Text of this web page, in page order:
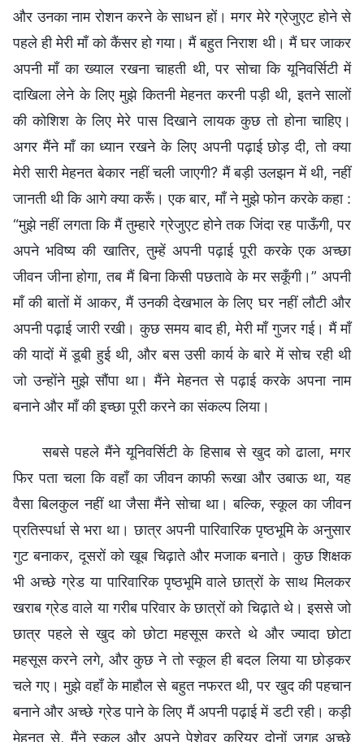
और उनका नाम रोशन करने के साधन हों। मगर मेरे ग्रेजुएट होने से
पहले ही मेरी माँ को कैंसर हो गया। मैं बहुत निराश थी। मैं घर जाकर
अपनी माँ का ख्याल रखना चाहती थी, पर सोचा कि यूनिवर्सिटी में
दाखिला लेने के लिए मुझे कितनी मेहनत करनी पड़ी थी, इतने सालों
की कोशिश के लिए मेरे पास दिखाने लायक कुछ तो होना चाहिए।
अगर मैंने माँ का ध्यान रखने के लिए अपनी पढ़ाई छोड़ दी, तो क्या
मेरी सारी मेहनत बेकार नहीं चली जाएगी? मैं बड़ी उलझन में थी, नहीं
जानती थी कि आगे क्या करूँ। एक बार, माँ ने मुझे फोन करके कहा :
“मुझे नहीं लगता कि मैं तुम्हारे ग्रेजुएट होने तक जिंदा रह पाऊँगी, पर
अपने भविष्य की खातिर, तुम्हें अपनी पढ़ाई पूरी करके एक अच्छा
जीवन जीना होगा, तब मैं बिना किसी पछतावे के मर सकूँगी।” अपनी
माँ की बातों में आकर, मैं उनकी देखभाल के लिए घर नहीं लौटी और
अपनी पढ़ाई जारी रखी। कुछ समय बाद ही, मेरी माँ गुजर गई। मैं माँ
की यादों में डूबी हुई थी, और बस उसी कार्य के बारे में सोच रही थी
जो उन्होंने मुझे सौंपा था। मैंने मेहनत से पढ़ाई करके अपना नाम
बनाने और माँ की इच्छा पूरी करने का संकल्प लिया।
सबसे पहले मैंने यूनिवर्सिटी के हिसाब से खुद को ढाला, मगर
फिर पता चला कि वहाँ का जीवन काफी रूखा और उबाऊ था, यह
वैसा बिलकुल नहीं था जैसा मैंने सोचा था। बल्कि, स्कूल का जीवन
प्रतिस्पर्धा से भरा था। छात्र अपनी पारिवारिक पृष्ठभूमि के अनुसार
गुट बनाकर, दूसरों को खूब चिढ़ाते और मजाक बनाते। कुछ शिक्षक
भी अच्छे ग्रेड या पारिवारिक पृष्ठभूमि वाले छात्रों के साथ मिलकर
खराब ग्रेड वाले या गरीब परिवार के छात्रों को चिढ़ाते थे। इससे जो
छात्र पहले से खुद को छोटा महसूस करते थे और ज्यादा छोटा
महसूस करने लगे, और कुछ ने तो स्कूल ही बदल लिया या छोड़कर
चले गए। मुझे वहाँ के माहौल से बहुत नफरत थी, पर खुद की पहचान
बनाने और अच्छे ग्रेड पाने के लिए मैं अपनी पढ़ाई में डटी रही। कड़ी
मेहनत से, मैंने स्कूल और अपने पेशेवर करियर दोनों जगह अच्छे